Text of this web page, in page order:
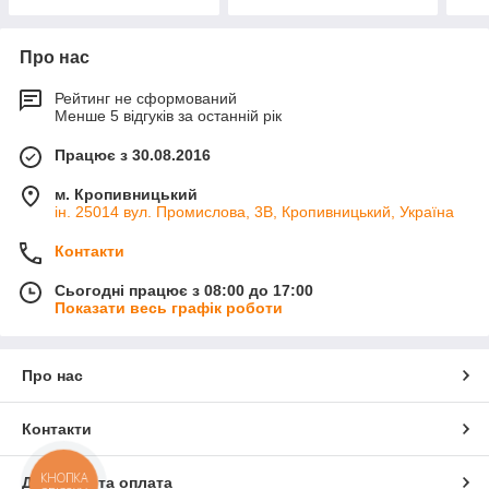
Про нас
Рейтинг не сформований
Менше 5 відгуків за останній рік
Працює з 30.08.2016
м. Кропивницький
ін. 25014 вул. Промислова, 3В, Кропивницький, Україна
Контакти
Сьогодні працює з 08:00 до 17:00
Показати весь графік роботи
Про нас
Контакти
Доставка та оплата
КНОПКА